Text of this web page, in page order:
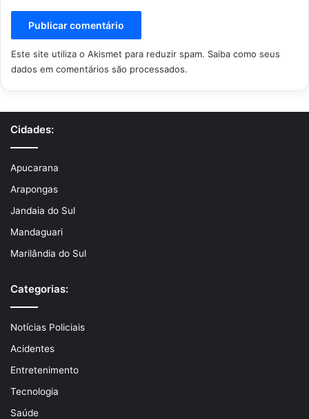
Este site utiliza o Akismet para reduzir spam. Saiba como seus
dados em comentários são processados.
Cidades:
Apucarana
Arapongas
Jandaia do Sul
Mandaguari
Marilândia do Sul
Categorias:
Notícias Policiais
Acidentes
Entretenimento
Tecnologia
Saúde